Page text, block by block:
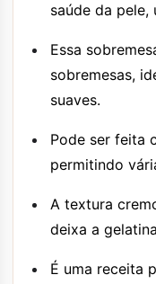
saúde da pele,
Essa
sobremesas,
suaves.
Pode ser feita
permitindo
A textura
deixa a
É uma receita